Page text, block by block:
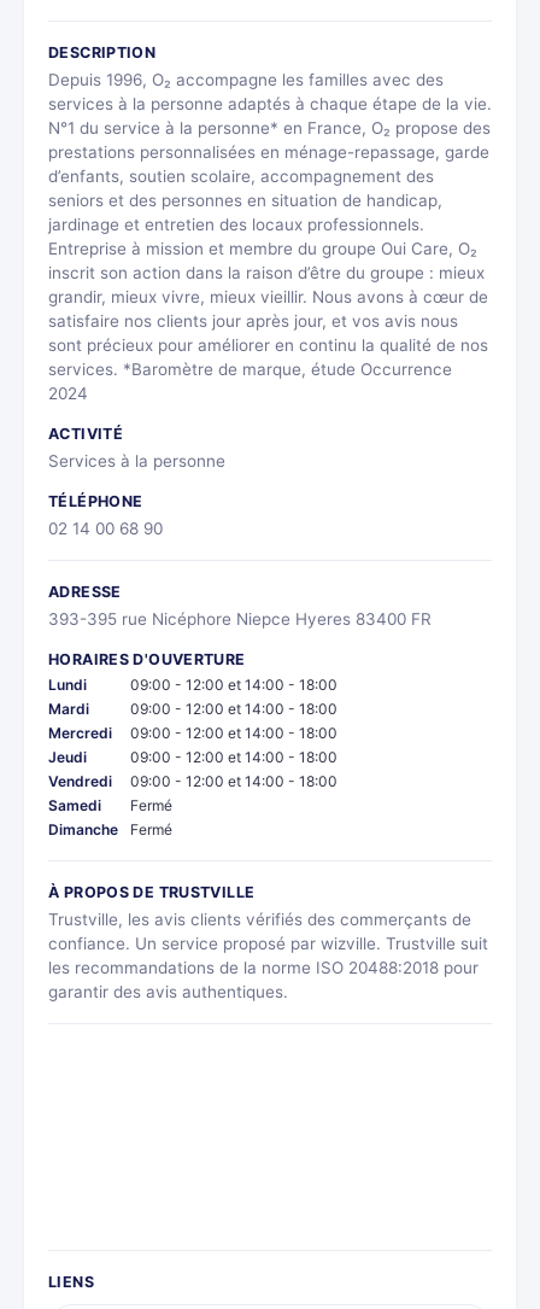
DESCRIPTION
Depuis 1996, O₂ accompagne les familles avec des
services à la personne adaptés à chaque étape de la vie.
N°1 du service à la personne* en France, O₂ propose des
prestations personnalisées en ménage-repassage, garde
d’enfants, soutien scolaire, accompagnement des
seniors et des personnes en situation de handicap,
jardinage et entretien des locaux professionnels.
Entreprise à mission et membre du groupe Oui Care, O₂
inscrit son action dans la raison d’être du groupe : mieux
grandir, mieux vivre, mieux vieillir. Nous avons à cœur de
satisfaire nos clients jour après jour, et vos avis nous
sont précieux pour améliorer en continu la qualité de nos
services. *Baromètre de marque, étude Occurrence
2024
ACTIVITÉ
Services à la personne
TÉLÉPHONE
02 14 00 68 90
ADRESSE
393-395 rue Nicéphore Niepce Hyeres 83400 FR
HORAIRES D'OUVERTURE
Lundi
09:00 - 12:00 et 14:00 - 18:00
Mardi
09:00 - 12:00 et 14:00 - 18:00
Mercredi
09:00 - 12:00 et 14:00 - 18:00
Jeudi
09:00 - 12:00 et 14:00 - 18:00
Vendredi
09:00 - 12:00 et 14:00 - 18:00
Samedi
Fermé
Dimanche
Fermé
À PROPOS DE TRUSTVILLE
Trustville, les avis clients vérifiés des commerçants de
confiance. Un service proposé par wizville. Trustville suit
les recommandations de la norme ISO 20488:2018 pour
garantir des avis authentiques.
LIENS